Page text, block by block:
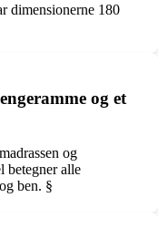
dimensionerne 180
og et
og
betegner alle
ben. §